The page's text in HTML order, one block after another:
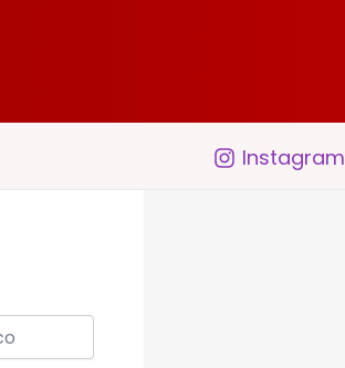
Instagram